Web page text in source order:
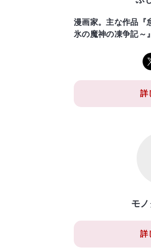
漫画家。主な作品『
氷の魔神の凍争記～
詳
モ
詳